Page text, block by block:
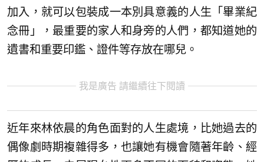
加入，就可以包裝成一本別具意義的人生「畢業紀
念冊」，最重要的家人和身旁的人們，都知道她的
遺書和重要印鑑、證件等存放在哪兒。
我是廣告 請繼續往下閱讀
近年來林依晨的角色面對的人生處境，比她過去的
偶像劇時期複雜得多，也讓她有機會隨著年齡、經